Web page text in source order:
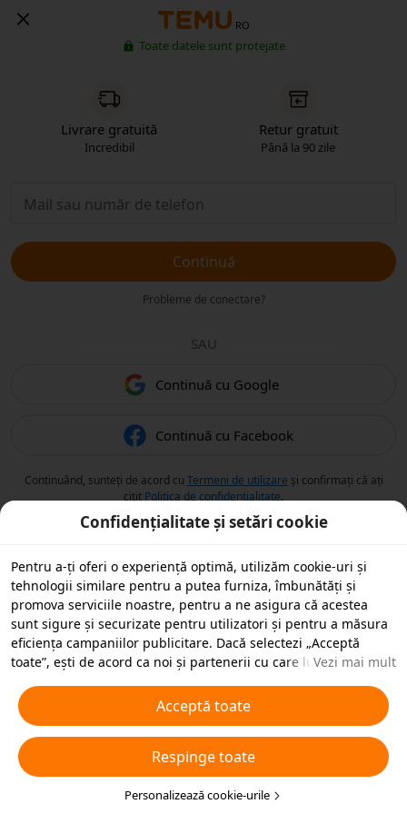
RO
Toate datele sunt protejate
Livrare gratuită
Incredibil
Retur gratuit
Până la 90 zile
Continuă
Probleme de conectare?
SAU
Continuă cu Google
Continuă cu Facebook
Continuând, sunteți de acord cu Termeni de utilizare și confirmați că ați
citit Politica de confidențialitate.
Confidențialitate și setări cookie
Pentru a-ți oferi o experiență optimă, utilizăm cookie-uri și
tehnologii similare pentru a putea furniza, îmbunătăți și
promova serviciile noastre, pentru a ne asigura că acestea
sunt sigure și securizate pentru utilizatori și pentru a măsura
eficiența campaniilor publicitare. Dacă selectezi „Acceptă
toate”, ești de acord ca noi și partenerii cu care lucrăm să
scopuri publicitare. De asemenea, poți „Respinge toate”
cookie-urile neesențiale sau poți alege ce tipuri de cookie-uri
dorești să accepți sau să dezactivezi, printr-un clic mai jos pe
„Personalizare cookie-uri” sau în orice moment în setările de
confidențialitate. Pentru mai multe detalii, veziPolitica noastră
privind cookie-urile și tehnologiile similare .
Vezi mai mult
Acceptă toate
Respinge toate
Personalizează cookie-urile